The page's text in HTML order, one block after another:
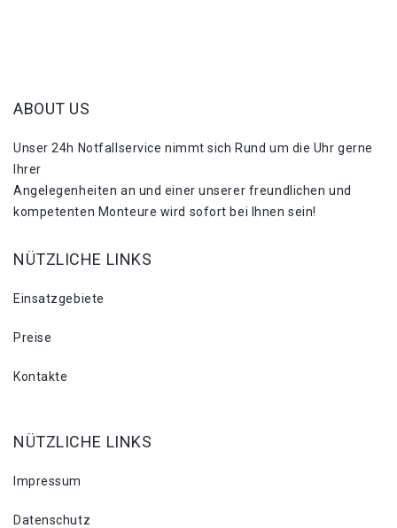
ABOUT US
Unser 24h Notfallservice nimmt sich Rund um die Uhr gerne
Ihrer
Angelegenheiten an und einer unserer freundlichen und
kompetenten Monteure wird sofort bei Ihnen sein!
NÜTZLICHE LINKS
Einsatzgebiete
Preise
Kontakte
NÜTZLICHE LINKS
Impressum
Datenschutz